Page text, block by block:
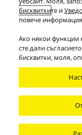
Facebook X
Условия и
Политика на
Докладвайте
Copyright © 2026
бисквитките и
повече
Ако някои функции
сте дали
бисквитки, моля,